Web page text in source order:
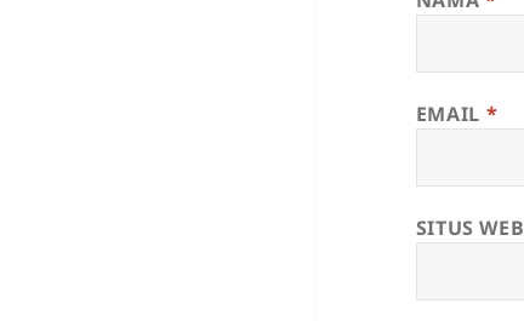
EMAIL *
SITUS WEB